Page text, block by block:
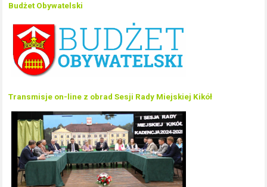
Budżet Obywatelski
Transmisje on-line z obrad Sesji Rady Miejskiej Kikół